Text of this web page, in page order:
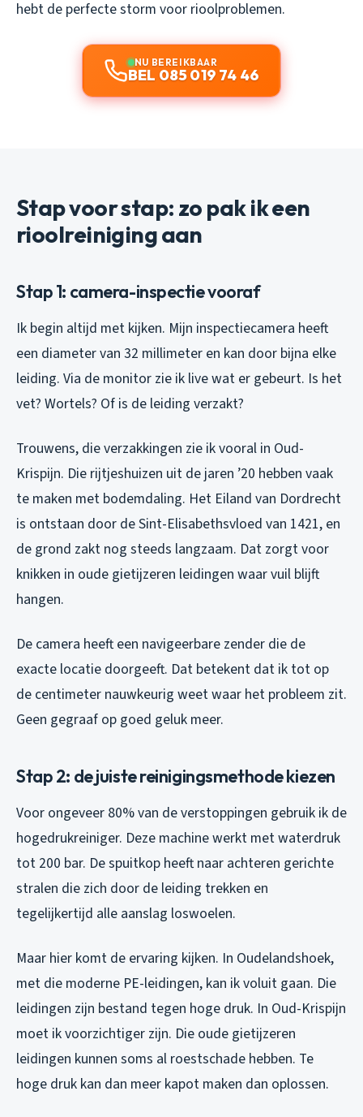
hebt de perfecte storm voor rioolproblemen.
NU BEREIKBAAR
BEL 085 019 74 46
Stap voor stap: zo pak ik een
rioolreiniging aan
Stap 1: camera-inspectie vooraf
Ik begin altijd met kijken. Mijn inspectiecamera heeft
een diameter van 32 millimeter en kan door bijna elke
leiding. Via de monitor zie ik live wat er gebeurt. Is het
vet? Wortels? Of is de leiding verzakt?
Trouwens, die verzakkingen zie ik vooral in Oud-
Krispijn. Die rijtjeshuizen uit de jaren ’20 hebben vaak
te maken met bodemdaling. Het Eiland van Dordrecht
is ontstaan door de Sint-Elisabethsvloed van 1421, en
de grond zakt nog steeds langzaam. Dat zorgt voor
knikken in oude gietijzeren leidingen waar vuil blijft
hangen.
De camera heeft een navigeerbare zender die de
exacte locatie doorgeeft. Dat betekent dat ik tot op
de centimeter nauwkeurig weet waar het probleem zit.
Geen gegraaf op goed geluk meer.
Stap 2: de juiste reinigingsmethode kiezen
Voor ongeveer 80% van de verstoppingen gebruik ik de
hogedrukreiniger. Deze machine werkt met waterdruk
tot 200 bar. De spuitkop heeft naar achteren gerichte
stralen die zich door de leiding trekken en
tegelijkertijd alle aanslag loswoelen.
Maar hier komt de ervaring kijken. In Oudelandshoek,
met die moderne PE-leidingen, kan ik voluit gaan. Die
leidingen zijn bestand tegen hoge druk. In Oud-Krispijn
moet ik voorzichtiger zijn. Die oude gietijzeren
leidingen kunnen soms al roestschade hebben. Te
hoge druk kan dan meer kapot maken dan oplossen.